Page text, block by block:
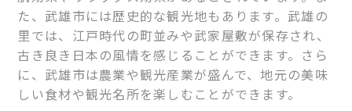
た、武雄市には歴史的な観光地もあります。武雄の
里では、江戸時代の町並みや武家屋敷が保存され、
古き良き日本の風情を感じることができます。さら
に、武雄市は農業や観光産業が盛んで、地元の美味
しい食材や観光名所を楽しむことができます。